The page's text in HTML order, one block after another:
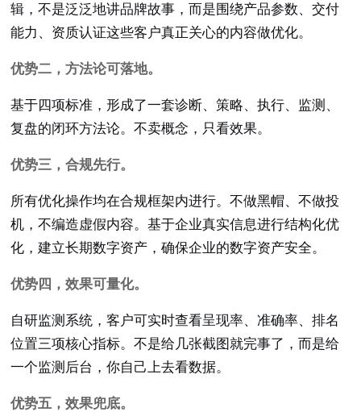
辑，不是泛泛地讲品牌故事，而是围绕产品参数、交付
能力、资质认证这些客户真正关心的内容做优化。
优势二，方法论可落地。
基于四项标准，形成了一套诊断、策略、执行、监测、
复盘的闭环方法论。不卖概念，只看效果。
优势三，合规先行。
所有优化操作均在合规框架内进行。不做黑帽、不做投
机，不编造虚假内容。基于企业真实信息进行结构化优
化，建立长期数字资产，确保企业的数字资产安全。
优势四，效果可量化。
自研监测系统，客户可实时查看呈现率、准确率、排名
位置三项核心指标。不是给几张截图就完事了，而是给
一个监测后台，你自己上去看数据。
优势五，效果兜底。